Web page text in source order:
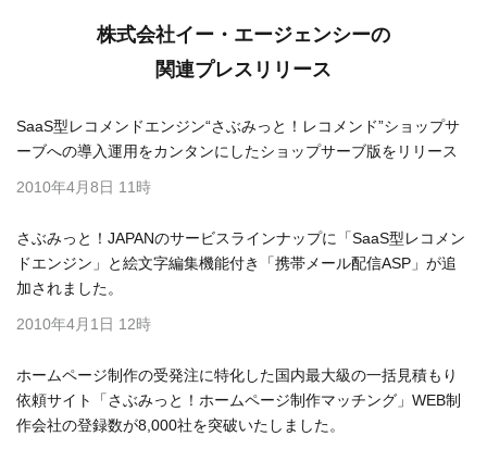
株式会社イー・エージェンシーの
関連プレスリリース
SaaS型レコメンドエンジン“さぶみっと！レコメンド”ショップサ
ーブへの導入運用をカンタンにしたショップサーブ版をリリース
2010年4月8日 11時
さぶみっと！JAPANのサービスラインナップに「SaaS型レコメン
ドエンジン」と絵文字編集機能付き「携帯メール配信ASP」が追
加されました。
2010年4月1日 12時
ホームページ制作の受発注に特化した国内最大級の一括見積もり
依頼サイト「さぶみっと！ホームページ制作マッチング」WEB制
作会社の登録数が8,000社を突破いたしました。